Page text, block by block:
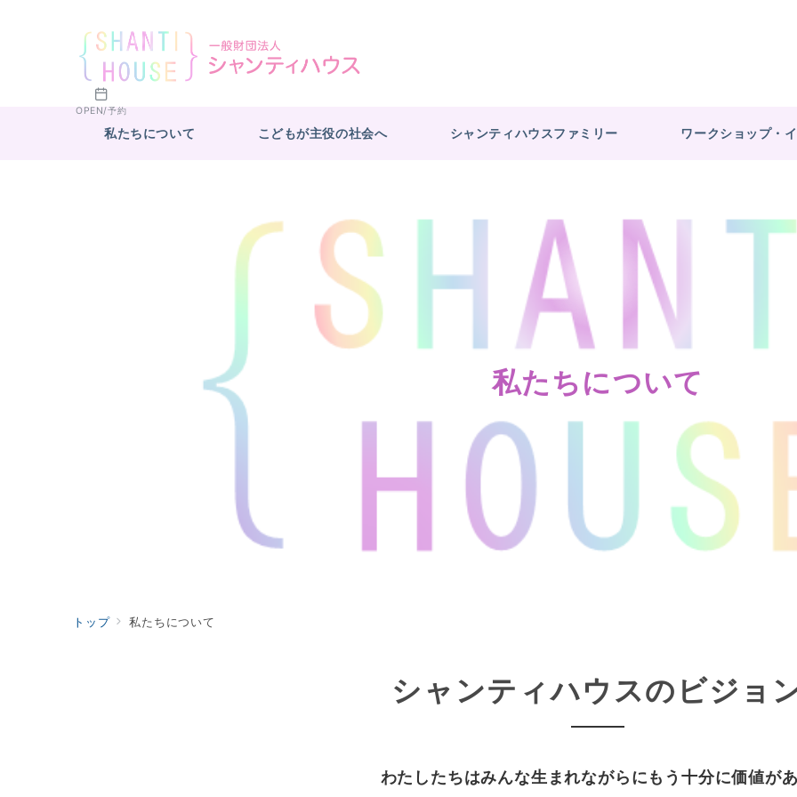
OPEN/予約
私たちについて こどもが主役の社会へ シャンティハウスファミリー ワークショップ・
私たちについて
トップ 私たちについて
シャンティハウスのビジョ
わたしたちはみんな生まれながらにもう十分に価値が